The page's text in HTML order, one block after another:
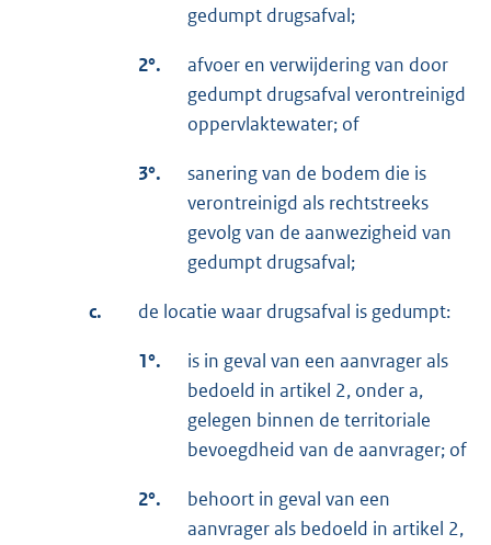
gedumpt drugsafval;
2°.
afvoer en verwijdering van door
gedumpt drugsafval verontreinigd
oppervlaktewater; of
3°.
sanering van de bodem die is
verontreinigd als rechtstreeks
gevolg van de aanwezigheid van
gedumpt drugsafval;
c. de locatie waar drugsafval is gedumpt:
1°.
is in geval van een aanvrager als
bedoeld in artikel 2, onder a,
gelegen binnen de territoriale
bevoegdheid van de aanvrager; of
2°.
behoort in geval van een
aanvrager als bedoeld in artikel 2,